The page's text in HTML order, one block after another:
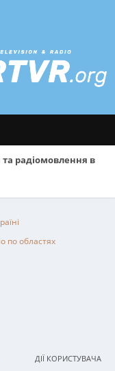
радіомовлення в
по областях
ДІЇ КОРИСТУВАЧА